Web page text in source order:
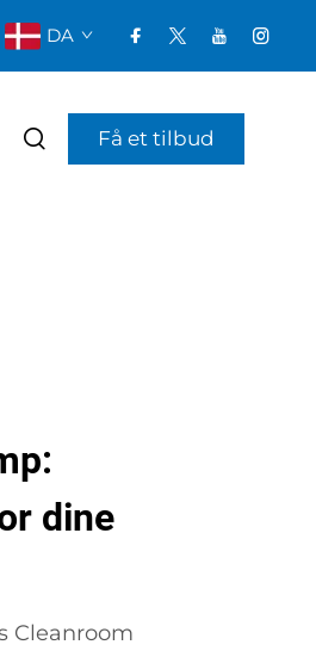
DA
Få et tilbud
dine
Cleanroom